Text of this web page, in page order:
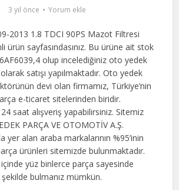
3 yıl önce Yorum ekle
2013 1.8 TDCI 90PS Mazot Filtresi
ürün sayfasındasınız. Bu ürüne ait stok
olup incelediğiniz oto yedek
satışı yapılmaktadır. Oto yedek
devi olan firmamız, Türkiye’nin
e-ticaret sitelerinden biridir.
saat alışveriş yapabilirsiniz. Sitemiz
PARÇA VE OTOMOTİV A.Ş.
yer alan araba markalarının %95’inin
ürünleri sitemizde bulunmaktadır.
yüz binlerce parça sayesinde
şekilde bulmanız mümkün.